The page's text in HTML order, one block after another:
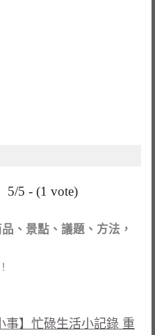
5/5 - (1 vote)
、景點、議題、方法，
事】忙碌生活小記錄 重